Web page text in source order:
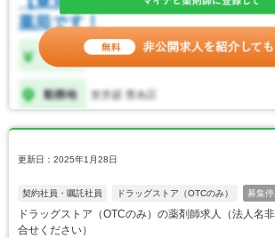
更新日：2025年1月28日
契約社員・嘱託社員 ドラッグストア（OTCのみ） 募集停
ドラッグストア（OTCのみ）の薬剤師求人（法人
合せください）